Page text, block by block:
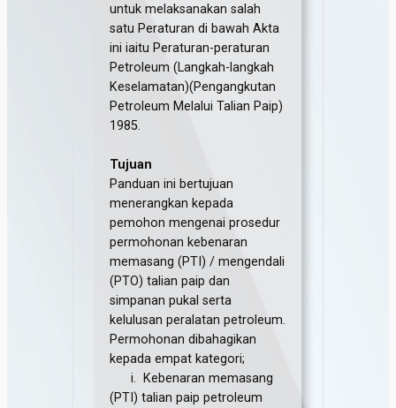
untuk melaksanakan salah
satu Peraturan di bawah Akta
ini iaitu Peraturan-peraturan
Petroleum (Langkah-langkah
Keselamatan)(Pengangkutan
Petroleum Melalui Talian Paip)
1985.
Tujuan
Panduan ini bertujuan
menerangkan kepada
pemohon mengenai prosedur
permohonan kebenaran
memasang (PTI) / mengendali
(PTO) talian paip dan
simpanan pukal serta
kelulusan peralatan petroleum.
Permohonan dibahagikan
kepada empat kategori;
i. Kebenaran memasang
(PTI) talian paip petroleum